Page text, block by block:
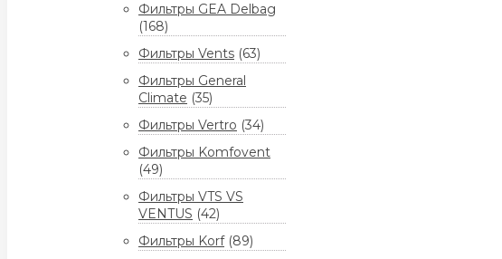
Фильтры GEA Delbag
(168)
Фильтры Vents (63)
Фильтры General
Climate (35)
Фильтры Vertro (34)
Фильтры Komfovent
(49)
Фильтры VTS VS
VENTUS (42)
Фильтры Korf (89)